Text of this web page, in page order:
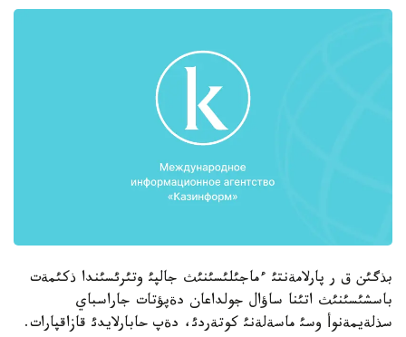
بذگئن ق ر پارلامةنتئ ءماجئلئسئنئث جالپئ وتئرئسئندا ذكئمةت
باسشئسئنئث اتئنا ساؤال جولداعان دةپؤتات جاراسباي
سذلةيمةنوأ وسئ ماسةلةنئ كوتةردئ، دةپ حابارلايدئ قازاقپارات.